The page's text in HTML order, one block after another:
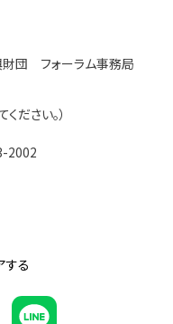
財団 フォーラム事務局
ださい。）
2002
する